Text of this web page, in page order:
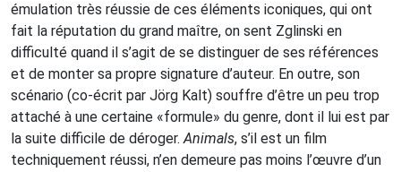
émulation très réussie de ces éléments iconiques, qui ont
fait la réputation du grand maître, on sent Zglinski en
difficulté quand il s’agit de se distinguer de ses références
et de monter sa propre signature d’auteur. En outre, son
scénario (co-écrit par Jörg Kalt) souffre d’être un peu trop
attaché à une certaine «formule» du genre, dont il lui est par
la suite difficile de déroger.Animals, s’il est un film
techniquement réussi, n’en demeure pas moins l’œuvre d’un